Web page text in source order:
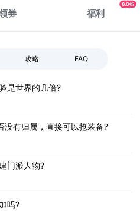
券 福利
6.0折
攻略 FAQ
是世界的几倍?
没有归属，直接可以抢装备?
门派人物?
吗?